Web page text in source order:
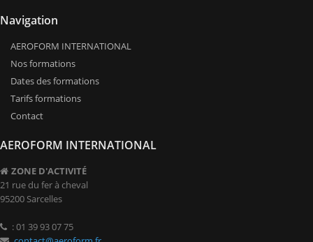
Navigation
AEROFORM INTERNATIONAL
Nos formations
Dates des formations
Tarifs formations
Contact
AEROFORM INTERNATIONAL
ZONE D'ACTIVITÉ
21 rue du fer à cheval
95200 Sarcelles
: 01 39 93 07 75